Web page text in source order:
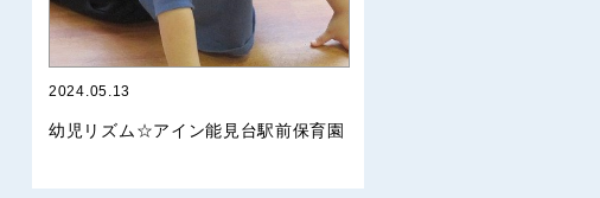
2024.05.13
幼児リズム☆アイン能見台駅前保育園